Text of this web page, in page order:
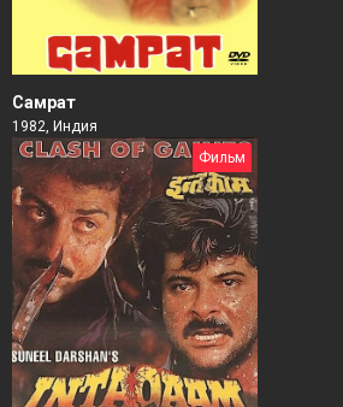
Самрат
1982, Индия
Фильм